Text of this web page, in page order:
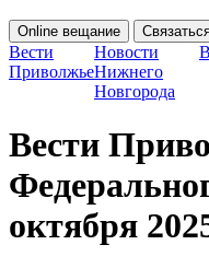
Online вещание
Вести
Приволжье
Новости
Нижнего
Новгорода
Вести
октября